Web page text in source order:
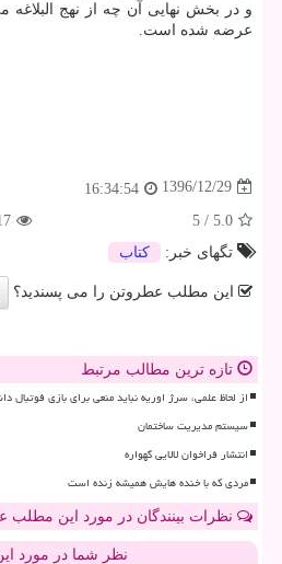
و در بخش نهایی آن چه از نهج البلاغه
عرضه شده است.
1396/12/29
16:34:54
5.0
/
5
تگهای خبر:
كتاب
این مطلب عطروتن را می پسندید؟
تازه ترین مطالب مرتبط
از لحاظ علمی، سرژ اوریه نباید منعی برای بازی فوتبال
سیستم مدیریت ساختمان
انتشار فراخوان لالایی گهواره
مردی که با خنده هایش همیشه زنده است
نظرات بینندگان در مورد این مطلب
نظر شما در مورد